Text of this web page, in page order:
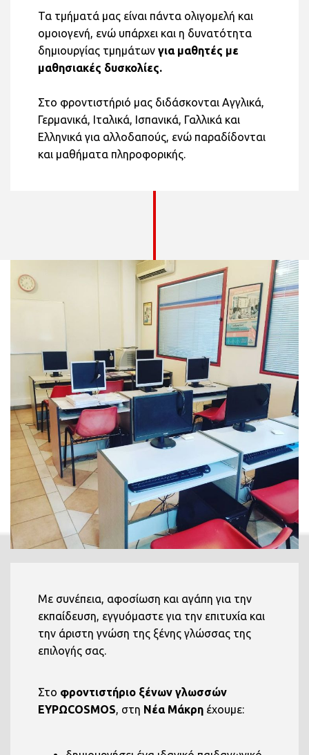
Τα τμήματά μας είναι πάντα ολιγομελή και
ομοιογενή, ενώ υπάρχει και η δυνατότητα
δημιουργίας τμημάτων για μαθητές με
μαθησιακές δυσκολίες.
Στο φροντιστήριό μας διδάσκονται Αγγλικά,
Γερμανικά, Ιταλικά, Ισπανικά, Γαλλικά και
Ελληνικά για αλλοδαπούς, ενώ παραδίδονται
και μαθήματα πληροφορικής.
Με συνέπεια, αφοσίωση και αγάπη για την
εκπαίδευση, εγγυόμαστε για την επιτυχία και
την άριστη γνώση της ξένης γλώσσας της
επιλογής σας.
Στο φροντιστήριο ξένων γλωσσών
EΥΡΩCOSMOS, στη Νέα Μάκρη έχουμε: